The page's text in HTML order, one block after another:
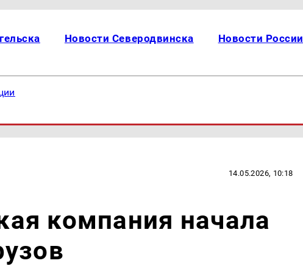
Новости Северодвинска Новости России
14.05.2026, 10:18
компания начала